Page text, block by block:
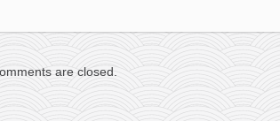
are closed.